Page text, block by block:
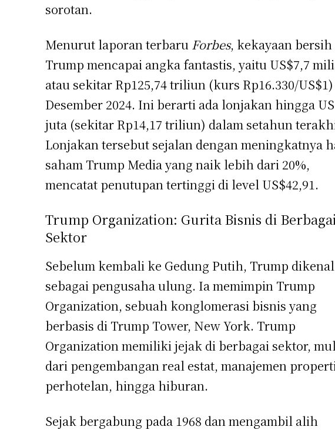
sorotan.
Menurut laporan terbaru Forbes, kekayaan bersih
Trump mencapai angka fantastis, yaitu US$7,7
atau sekitar Rp125,74 triliun (kurs Rp16.330/
Desember 2024. Ini berarti ada lonjakan hingga
juta (sekitar Rp14,17 triliun) dalam setahun
Lonjakan tersebut sejalan dengan meningkatnya
saham Trump Media yang naik lebih dari 20%,
mencatat penutupan tertinggi di level US$42,91.
Trump Organization: Gurita Bisnis di Berbagai
Sektor
Sebelum kembali ke Gedung Putih, Trump dikenal
sebagai pengusaha ulung. Ia memimpin Trump
Organization, sebuah konglomerasi bisnis yang
berbasis di Trump Tower, New York. Trump
Organization memiliki jejak di berbagai sektor,
dari pengembangan real estat, manajemen
perhotelan, hingga hiburan.
Sejak bergabung pada 1968 dan mengambil alih